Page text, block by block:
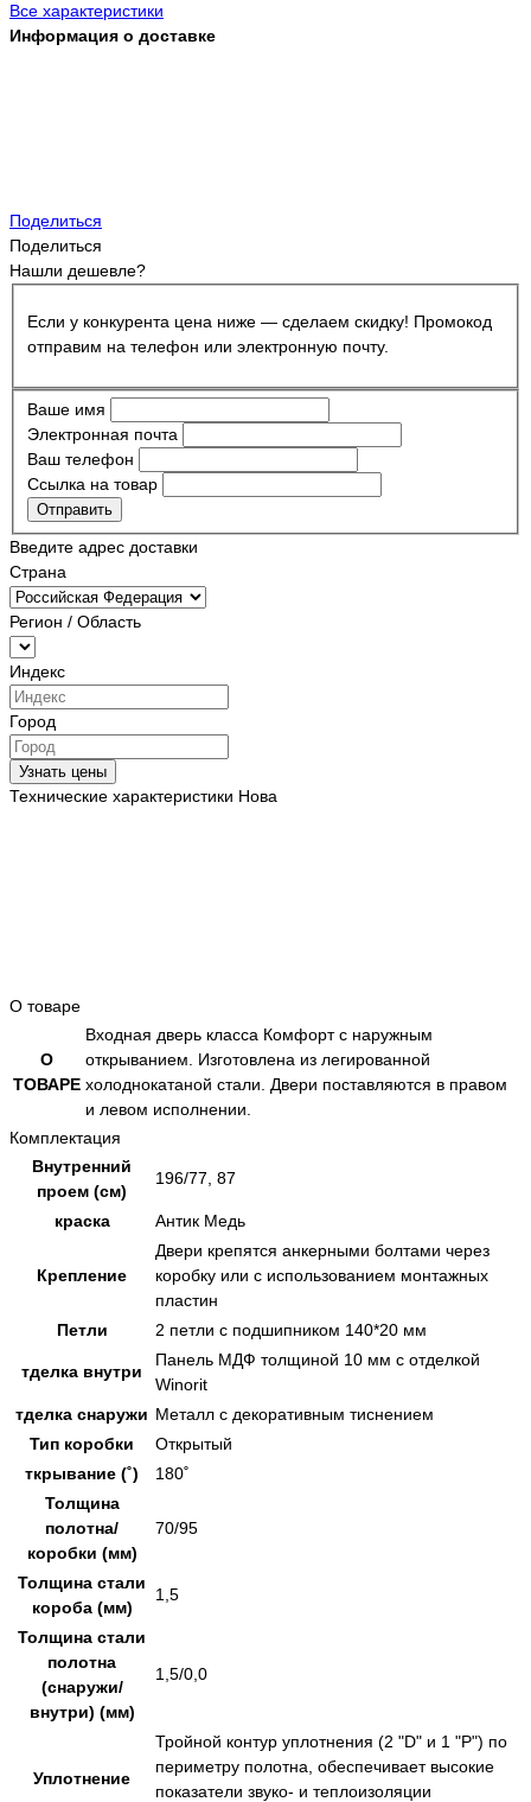
Все характеристики
Информация о доставке
Поделиться
Поделиться
Нашли дешевле?
Если у конкурента цена ниже — сделаем скидку! Промокод
отправим на телефон или электронную почту.
Ваше имя
Электронная почта
Ваш телефон
Ссылка на товар
Отправить
Введите адрес доставки
Страна
Регион / Область
Индекс
Город
Узнать цены
Технические характеристики Нова
О товаре
О
ТОВАРЕ
Входная дверь класса Комфорт с наружным
открыванием. Изготовлена из легированной
холоднокатаной стали. Двери поставляются в правом
и левом исполнении.
Комплектация
Внутренний
проем (см)
196/77, 87
краска Антик Медь
Крепление
Двери крепятся анкерными болтами через
коробку или с использованием монтажных
пластин
Петли
2 петли с подшипником 140*20 мм
тделка внутри
Панель МДФ толщиной 10 мм с отделкой
Winorit
тделка снаружи Металл с декоративным тиснением
Тип коробки
Открытый
ткрывание (˚)
180˚
Толщина
полотна/
коробки (мм)
70/95
Толщина стали
короба (мм)
1,5
Толщина стали
полотна
(снаружи/
внутри) (мм)
1,5/0,0
Уплотнение
Тройной контур уплотнения (2 "D" и 1 "P") по
периметру полотна, обеспечивает высокие
показатели звуко- и теплоизоляции